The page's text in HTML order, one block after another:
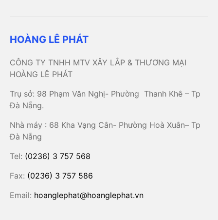
HOÀNG LÊ PHÁT
CÔNG TY TNHH MTV XÂY LẮP & THƯƠNG MẠI
HOÀNG LÊ PHÁT
Trụ sở: 98 Phạm Văn Nghị- Phường Thanh Khê – Tp
Đà Nẵng.
Nhà máy : 68 Kha Vạng Cân- Phường Hoà Xuân– Tp
Đà Nẵng
Tel: (0236) 3 757 568
Fax: (0236) 3 757 586
Email: hoanglephat@hoanglephat.vn